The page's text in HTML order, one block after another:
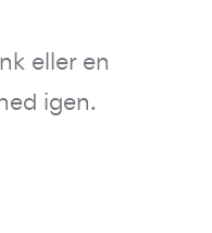
eller en
igen.